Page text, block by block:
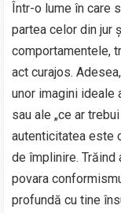
Într-o lume în care
partea celor din jur
comportamentele,
act curajos.
unor imagini ideale
sau ale „ce ar
autenticitatea este
de împlinire.
povara
profundă cu tine